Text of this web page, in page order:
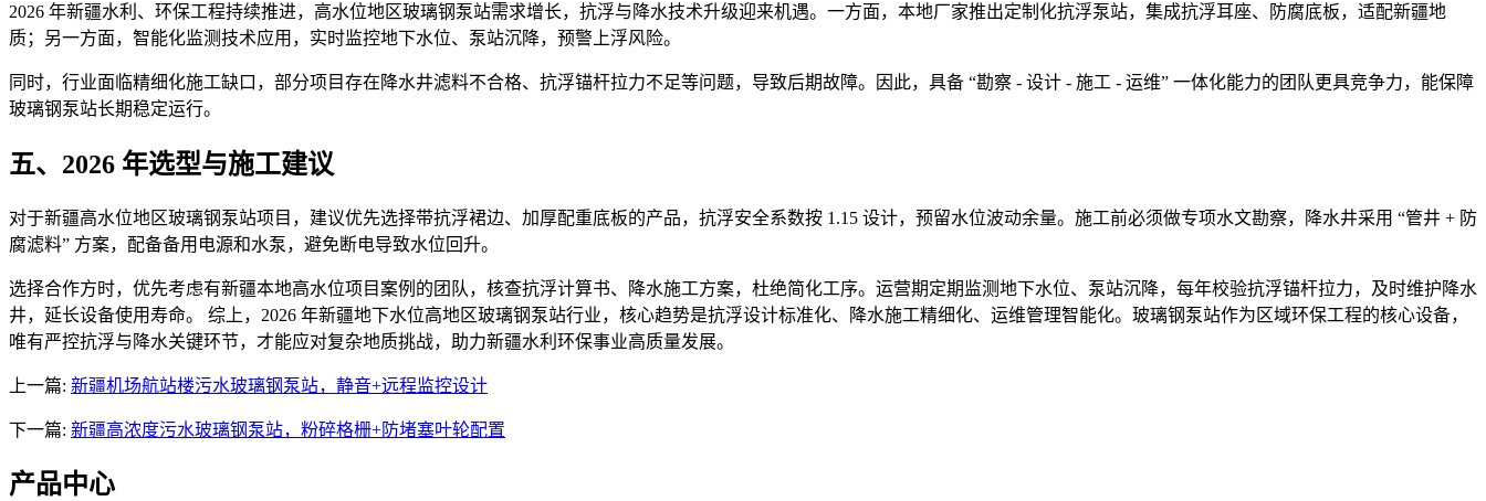
2026 年新疆水利、环保工程持续推进，高水位地区玻璃钢泵站需求增长，抗浮与降水技术升级迎来机遇。一方面，本地厂家推出定制化抗浮泵站，集成抗浮耳座、防腐底板，适配新疆地
质；另一方面，智能化监测技术应用，实时监控地下水位、泵站沉降，预警上浮风险。
同时，行业面临精细化施工缺口，部分项目存在降水井滤料不合格、抗浮锚杆拉力不足等问题，导致后期故障。因此，具备 “勘察 - 设计 - 施工 - 运维” 一体化能力的团队更具竞争力，能保障
玻璃钢泵站长期稳定运行。
五、2026 年选型与施工建议
对于新疆高水位地区玻璃钢泵站项目，建议优先选择带抗浮裙边、加厚配重底板的产品，抗浮安全系数按 1.15 设计，预留水位波动余量。施工前必须做专项水文勘察，降水井采用 “管井 + 防
腐滤料” 方案，配备备用电源和水泵，避免断电导致水位回升。
选择合作方时，优先考虑有新疆本地高水位项目案例的团队，核查抗浮计算书、降水施工方案，杜绝简化工序。运营期定期监测地下水位、泵站沉降，每年校验抗浮锚杆拉力，及时维护降水
井，延长设备使用寿命。 综上，2026 年新疆地下水位高地区玻璃钢泵站行业，核心趋势是抗浮设计标准化、降水施工精细化、运维管理智能化。玻璃钢泵站作为区域环保工程的核心设备，
唯有严控抗浮与降水关键环节，才能应对复杂地质挑战，助力新疆水利环保事业高质量发展。
上一篇: 新疆机场航站楼污水玻璃钢泵站，静音+远程监控设计
下一篇: 新疆高浓度污水玻璃钢泵站，粉碎格栅+防堵塞叶轮配置
产品中心